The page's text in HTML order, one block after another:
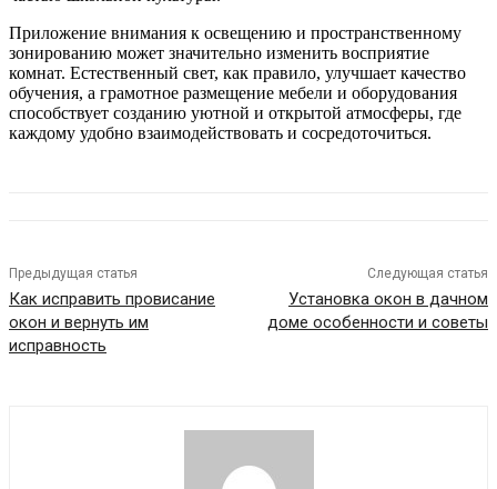
Приложение внимания к освещению и пространственному
зонированию может значительно изменить восприятие
комнат. Естественный свет, как правило, улучшает качество
обучения, а грамотное размещение мебели и оборудования
способствует созданию уютной и открытой атмосферы, где
каждому удобно взаимодействовать и сосредоточиться.
Предыдущая статья
Как исправить провисание
окон и вернуть им
исправность
Следующая статья
Установка окон в дачном
доме особенности и советы